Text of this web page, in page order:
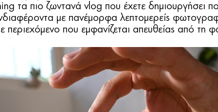
τα πιο ζωντανά vlog που έχετε δημιουργήσει
με πανέμορφα λεπτομερείς
περιεχόμενο που εμφανίζεται απευθείας από τη